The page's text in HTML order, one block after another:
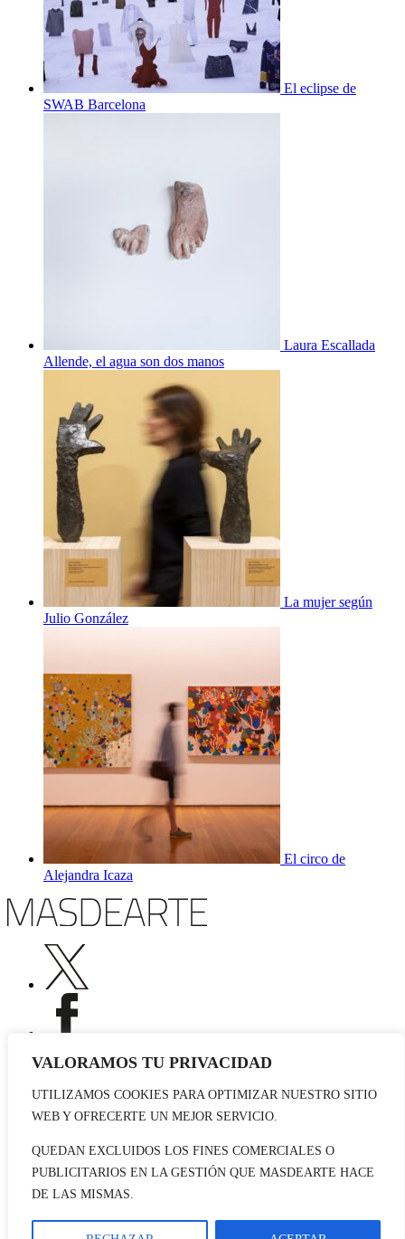
VALORAMOS TU PRIVACIDAD
UTILIZAMOS COOKIES PARA OPTIMIZAR NUESTRO SITIO
WEB Y OFRECERTE UN MEJOR SERVICIO.
QUEDAN EXCLUIDOS LOS FINES COMERCIALES O
PUBLICITARIOS EN LA GESTIÓN QUE MASDEARTE HACE
DE LAS MISMAS.
El eclipse de
SWAB Barcelona
Laura Escallada
Allende, el agua son dos manos
La mujer según
Julio González
El circo de
Alejandra Icaza
Publicidad
Contacto
© 2026 masdearte. Información de exposiciones, museos y artistas
Política de cookies